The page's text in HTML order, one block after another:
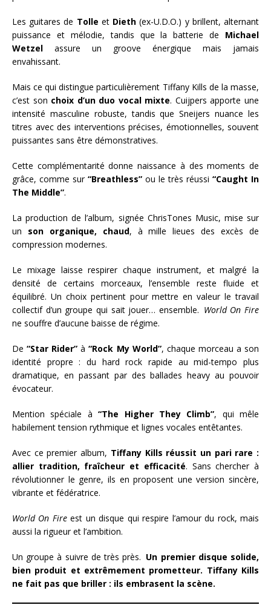
Les guitares de Tolle et Dieth (ex-U.D.O.) y brillent, alternant
puissance et mélodie, tandis que la batterie de Michael
Wetzel assure un groove énergique mais jamais
envahissant.
Mais ce qui distingue particulièrement Tiffany Kills de la masse,
c’est son choix d’un duo vocal mixte. Cuijpers apporte une
intensité masculine robuste, tandis que Sneijers nuance les
titres avec des interventions précises, émotionnelles, souvent
puissantes sans être démonstratives.
Cette complémentarité donne naissance à des moments de
grâce, comme sur “Breathless” ou le très réussi “Caught In
The Middle”.
La production de l’album, signée ChrisTones Music, mise sur
un son organique, chaud, à mille lieues des excès de
compression modernes.
Le mixage laisse respirer chaque instrument, et malgré la
densité de certains morceaux, l’ensemble reste fluide et
équilibré. Un choix pertinent pour mettre en valeur le travail
collectif d’un groupe qui sait jouer… ensemble. World On Fire
ne souffre d’aucune baisse de régime.
De“Star Rider” à“Rock My World”, chaque morceau a son
identité propre : du hard rock rapide au mid-tempo plus
dramatique, en passant par des ballades heavy au pouvoir
évocateur.
Mention spéciale à“The Higher They Climb”, qui mêle
habilement tension rythmique et lignes vocales entêtantes.
Avec ce premier album, Tiffany Kills réussit un pari rare :
allier tradition, fraîcheur et efficacité. Sans chercher à
révolutionner le genre, ils en proposent une version sincère,
vibrante et fédératrice.
World On Fireest un disque qui respire l’amour du rock, mais
aussi la rigueur et l’ambition.
Un groupe à suivre de très près. Un premier disque solide,
bien produit et extrêmement prometteur. Tiffany Kills
ne fait pas que briller : ils embrasent la scène.